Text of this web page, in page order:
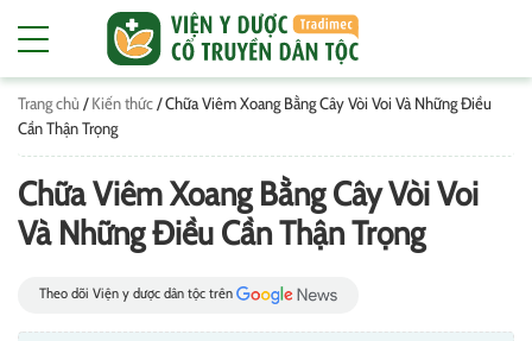
Trang chủ /Kiến thức/Chữa Viêm Xoang Bằng Cây Vòi Voi Và Những Điều
Cần Thận Trọng
Chữa Viêm Xoang Bằng Cây Vòi Voi
Và Những Điều Cần Thận Trọng
Theo dõi Viện y dược dân tộc trên